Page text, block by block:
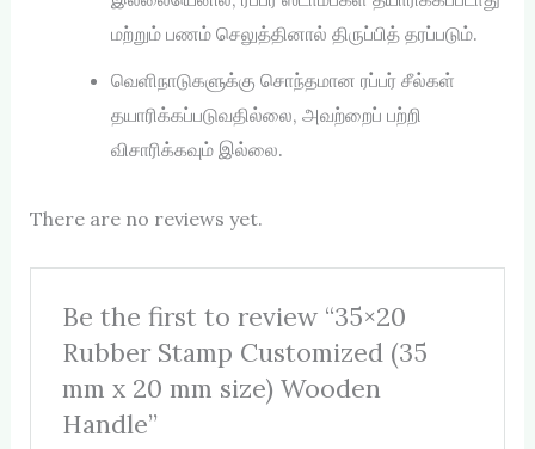
மற்றும் பணம் செலுத்தினால் திருப்பித் தரப்படும்.
வெளிநாடுகளுக்கு சொந்தமான ரப்பர் சீல்கள்
தயாரிக்கப்படுவதில்லை, அவற்றைப் பற்றி
விசாரிக்கவும் இல்லை.
There are no reviews yet.
Be the first to review “35×20
Rubber Stamp Customized (35
mm x 20 mm size) Wooden
Handle”